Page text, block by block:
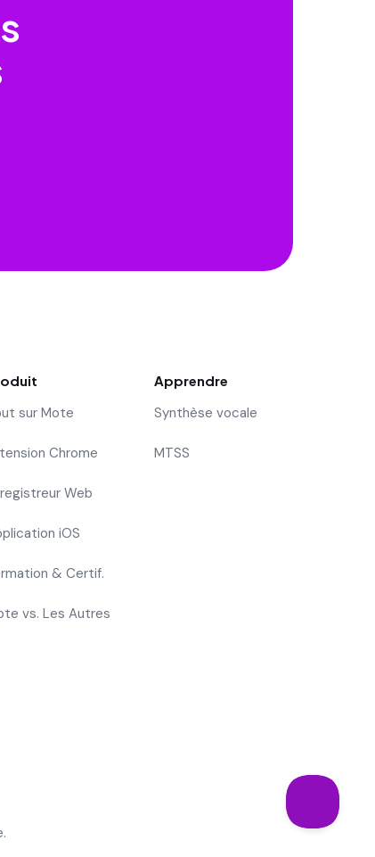
sur Mote
Chrome
Web
iOS
& Certif.
vs. Les Autres
Apprendre
Synthèse vocale
MTSS